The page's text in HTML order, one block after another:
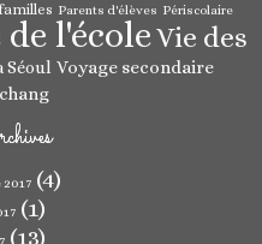
Parents d'élèves Périscolaire
de l'écoleVie des
Séoul Voyage secondaire
(4)
(1)
(13)